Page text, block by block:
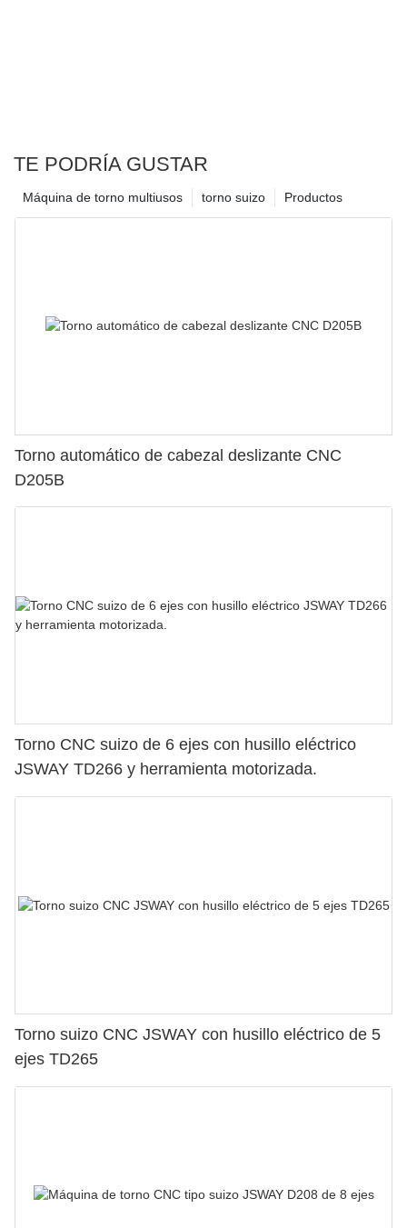
TE PODRÍA GUSTAR
Productos
torno suizo
Máquina de torno multiusos
Torno automático de cabezal deslizante CNC
D205B
Torno CNC suizo de 6 ejes con husillo eléctrico
JSWAY TD266 y herramienta motorizada.
Torno suizo CNC JSWAY con husillo eléctrico de 5
ejes TD265